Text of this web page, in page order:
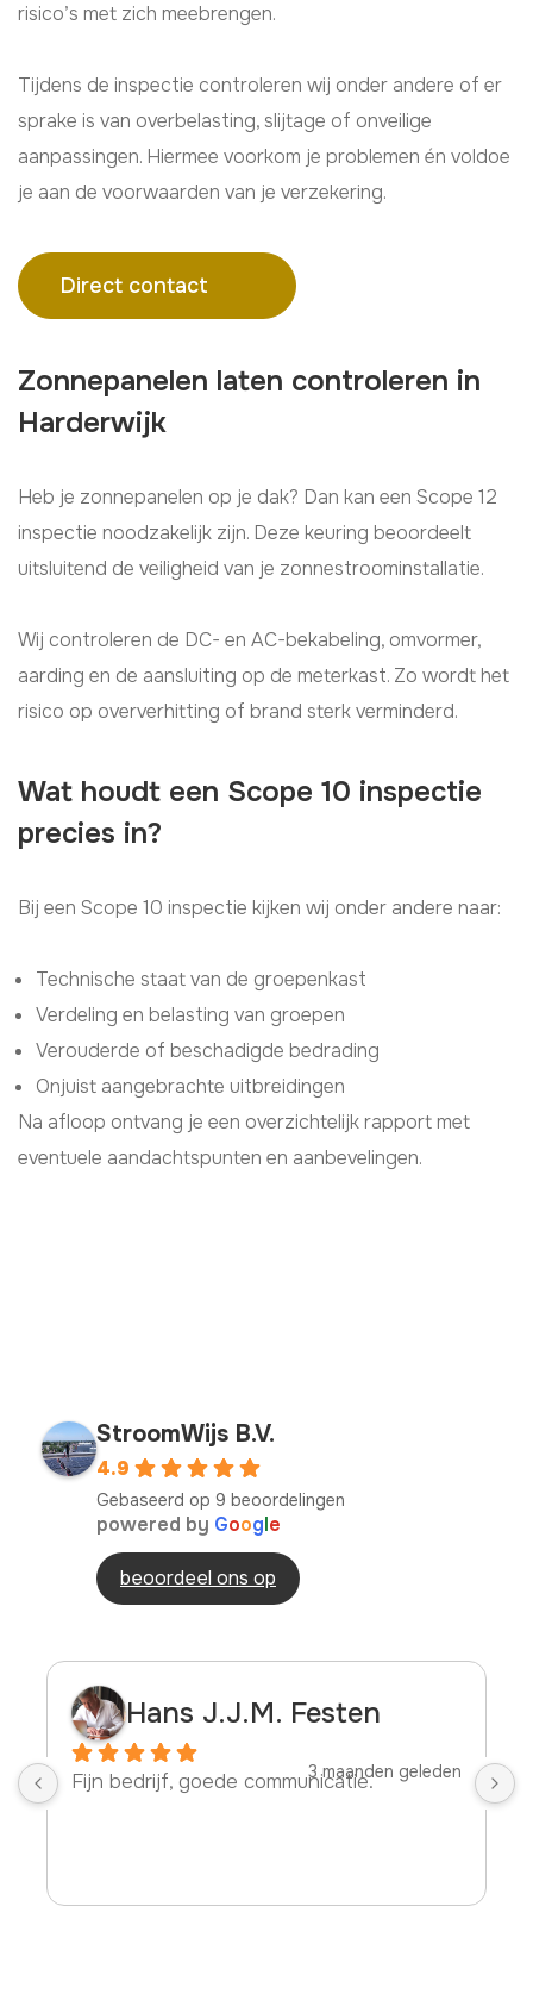
risico’s met zich meebrengen.
Tijdens de inspectie controleren wij onder andere of er
sprake is van overbelasting, slijtage of onveilige
aanpassingen. Hiermee voorkom je problemen én voldoe
je aan de voorwaarden van je verzekering.
Direct contact
Zonnepanelen laten controleren in
Harderwijk
Heb je zonnepanelen op je dak? Dan kan een Scope 12
inspectie noodzakelijk zijn. Deze keuring beoordeelt
uitsluitend de veiligheid van je zonnestroominstallatie.
Wij controleren de DC- en AC-bekabeling, omvormer,
aarding en de aansluiting op de meterkast. Zo wordt het
risico op oververhitting of brand sterk verminderd.
Wat houdt een Scope 10 inspectie
precies in?
Bij een Scope 10 inspectie kijken wij onder andere naar:
Technische staat van de groepenkast
Verdeling en belasting van groepen
Verouderde of beschadigde bedrading
Onjuist aangebrachte uitbreidingen
Na afloop ontvang je een overzichtelijk rapport met
eventuele aandachtspunten en aanbevelingen.
StroomWijs B.V.
4.9
Gebaseerd op 9 beoordelingen
powered by Google
beoordeel ons op
Hans J.J.M. Festen
3 maanden geleden
Fijn bedrijf, goede communicatie.